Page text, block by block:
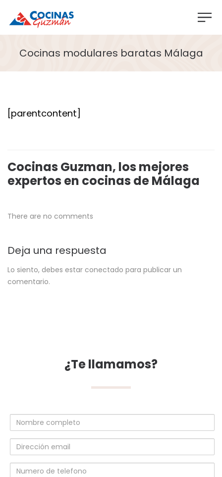
Cocinas modulares baratas Málaga
[parentcontent]
Cocinas Guzman, los mejores
expertos en cocinas de Málaga
There are no comments
Deja una respuesta
Lo siento, debes estar conectado para publicar un
comentario.
¿Te llamamos?
Nombre
completo
Dirección
email
Numero